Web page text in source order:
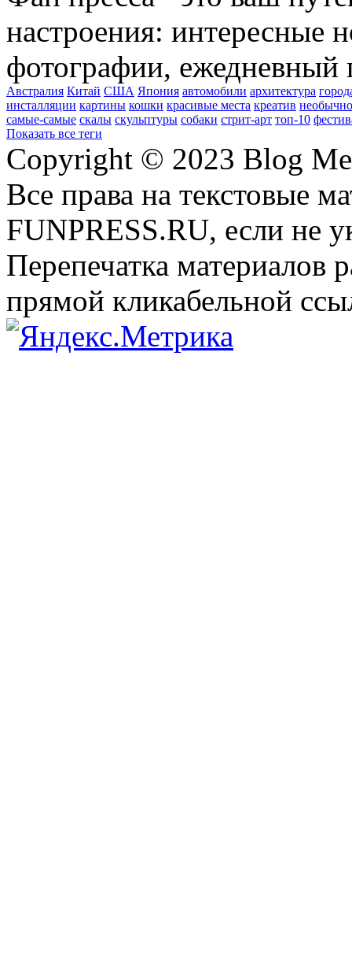
настроения: интересные
фотографии, ежедневный
Австралия Китай США Япония автомобили архитектура
инсталляции картины кошки красивые места креатив
самые-самые скалы скульптуры собаки стрит-арт топ-10
Показать все теги
Copyright © 2023 Blog
Все права на текстовые
FUNPRESS.RU, если не
Перепечатка материалов
прямой кликабельной